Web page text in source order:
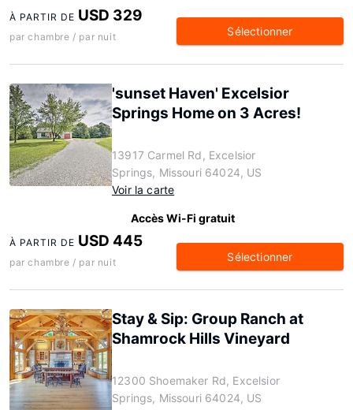
À PARTIR DE USD 329
par chambre / par nuit Sélectionner
'sunset Haven' Excelsior
Springs Home on 3 Acres!
13917 Carmel Rd, Excelsior
Springs, Missouri 64024, US
Voir la carte
Accès Wi-Fi gratuit
À PARTIR DE USD 445
par chambre / par nuit Sélectionner
Stay & Sip: Group Ranch at
Shamrock Hills Vineyard
12300 Shoemaker Rd, Excelsior
Springs, Missouri 64024, US